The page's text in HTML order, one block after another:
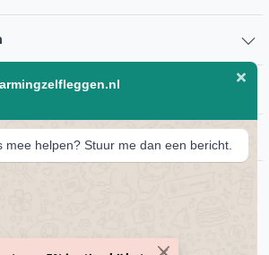
Privacybeleid
mee helpen? Stuur me dan een bericht.